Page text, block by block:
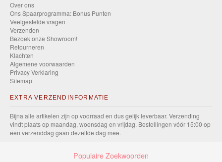
HW
Xtreme
Sports
HW
Wagons
the
"80s"
Over ons
Ons Spaarprogramma: Bonus Punten
Veelgestelde vragen
Verzenden
Bezoek onze Showroom!
Retourneren
Klachten
Algemene voorwaarden
Privacy Verklaring
Sitemap
EXTRA VERZENDINFORMATIE
Bijna alle artikelen zijn op voorraad en dus gelijk leverbaar. Verzending
vindt plaats op maandag, woensdag en vrijdag. Bestellingen vóór 15:00 op
een verzenddag gaan dezelfde dag mee.
Populaire Zoekwoorden